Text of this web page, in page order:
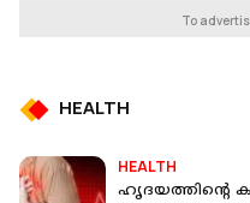
To
HEALTH
HEALTH
ഹൃദയത്തിന്റെ